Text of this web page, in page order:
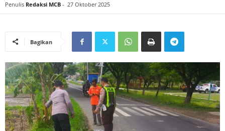
Penulis Redaksi MCB - 27 Oktober 2025
Bagikan